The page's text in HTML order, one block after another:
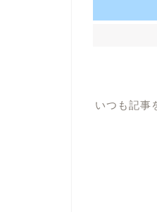
いつも記事